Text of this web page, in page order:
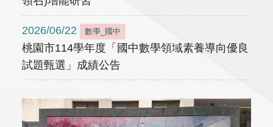
2026/06/22 數學_國中
桃園市114學年度「國中數學領域素養導向優良
試題甄選」成績公告